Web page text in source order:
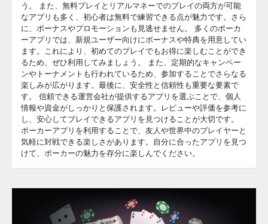
う。 また、無料プレイとリアルマネーでのプレイの両方が可能
なアプリも多く、初心者は無料で練習できる点が魅力です。さら
に、ボーナスやプロモーションも見逃せません。 多くのポーカ
ーアプリでは、新規ユーザー向けにボーナスや特典を用意してい
ます。これにより、初めてのプレイでもお得に楽しむことができ
るため、ぜひ利用してみましょう。 また、定期的なキャンペー
ンやトーナメントも行われているため、参加することでさらなる
楽しみが広がります。最後に、安全性と信頼性も重要な要素で
す。 信頼できる運営会社が提供するアプリを選ぶことで、個人
情報や資金がしっかりと保護されます。レビューや評価を参考に
し、安心してプレイできるアプリを見つけることが大切です。
ポーカーアプリを利用することで、友人や世界中のプレイヤーと
気軽に対戦できる楽しさがあります。自分に合ったアプリを見つ
けて、ポーカーの魅力を存分に楽しんでください。